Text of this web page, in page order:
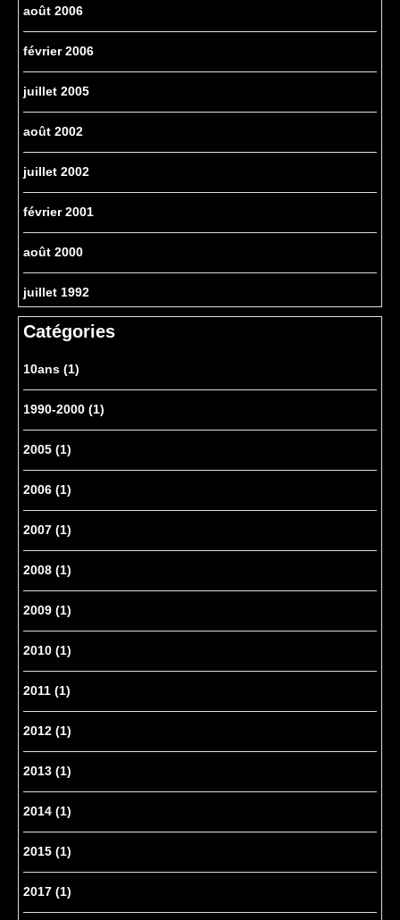
août 2006
février 2006
juillet 2005
août 2002
juillet 2002
février 2001
août 2000
juillet 1992
Catégories
10ans (1)
1990-2000 (1)
2005 (1)
2006 (1)
2007 (1)
2008 (1)
2009 (1)
2010 (1)
2011 (1)
2012 (1)
2013 (1)
2014 (1)
2015 (1)
2017 (1)